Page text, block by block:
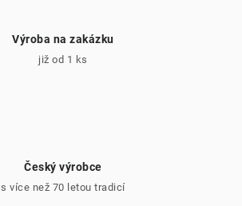
Výroba na zakázku
již od 1 ks
Český výrobce
s více než 70 letou tradicí